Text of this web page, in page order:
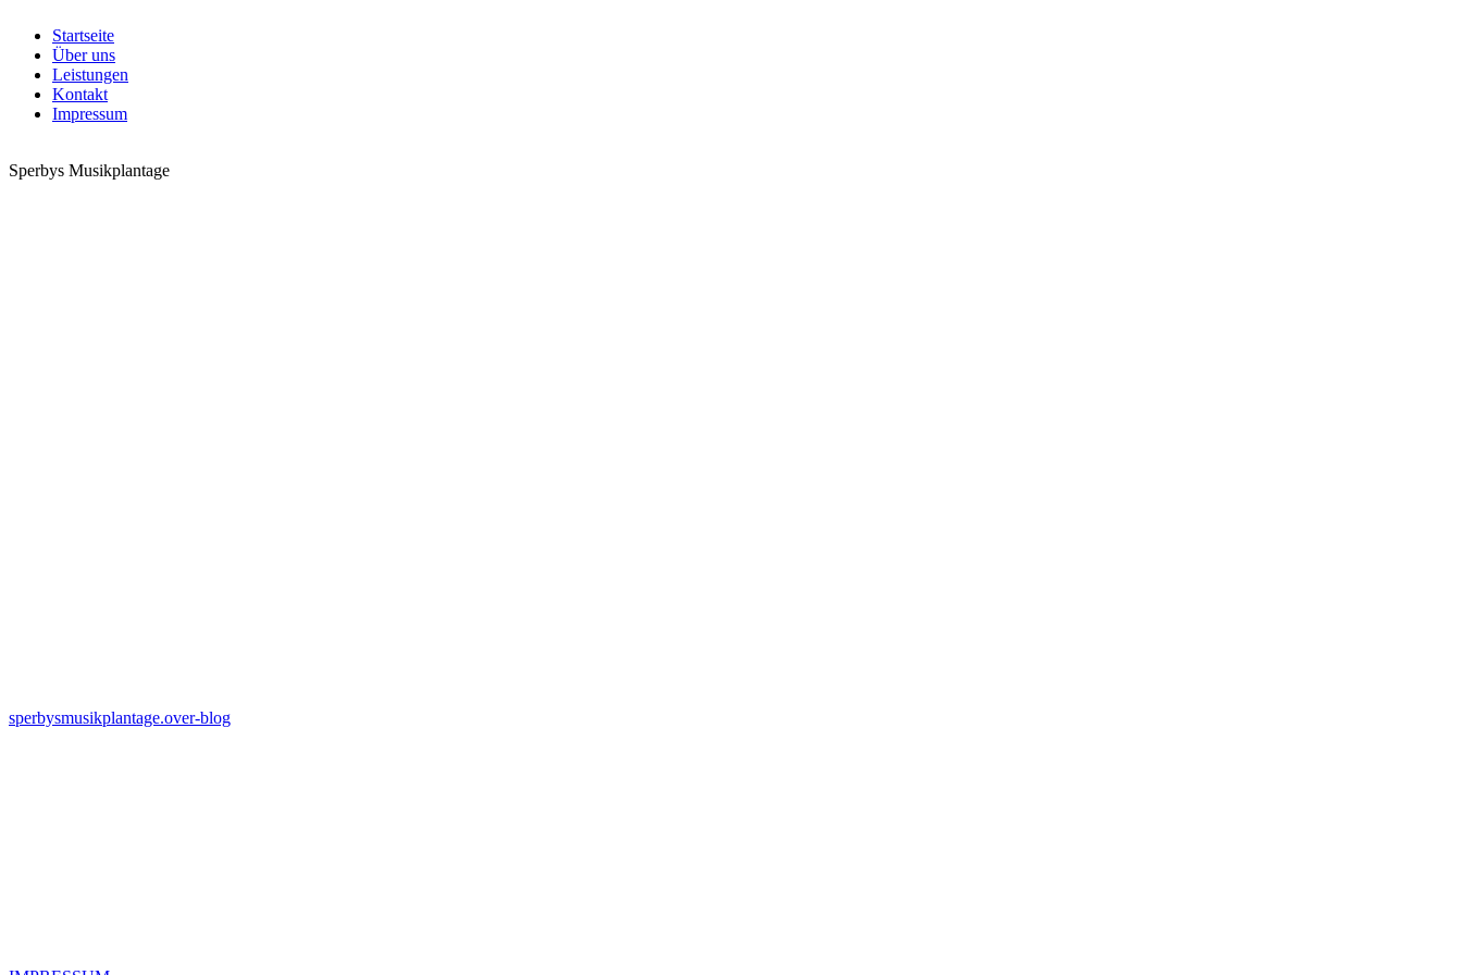
Startseite
Über uns
Leistungen
Kontakt
Impressum
Sperbys Musikplantage
sperbysmusikplantage.over-blog